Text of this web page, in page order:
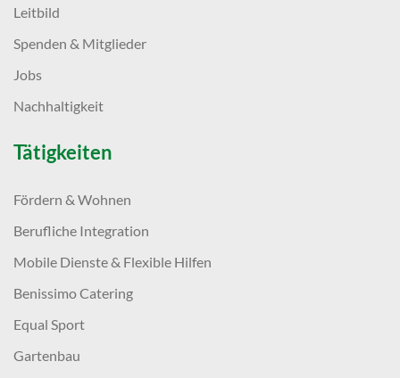
Leitbild
Spenden & Mitglieder
Jobs
Nachhaltigkeit
Tätigkeiten
Fördern & Wohnen
Berufliche Integration
Mobile Dienste & Flexible Hilfen
Benissimo Catering
Equal Sport
Gartenbau